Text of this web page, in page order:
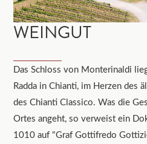
WEINGUT
Das Schloss von Monterinaldi
Radda in Chianti, im Herzen des
des Chianti Classico. Was die
Ortes angeht, so verweist ein
1010 auf "Graf Gottifredo